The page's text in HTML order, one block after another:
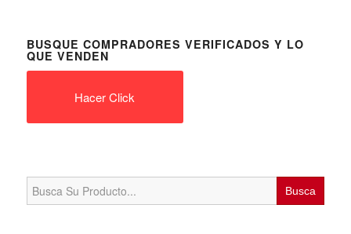
BUSQUE COMPRADORES VERIFICADOS Y LO
QUE VENDEN
Hacer Click
Search
for: